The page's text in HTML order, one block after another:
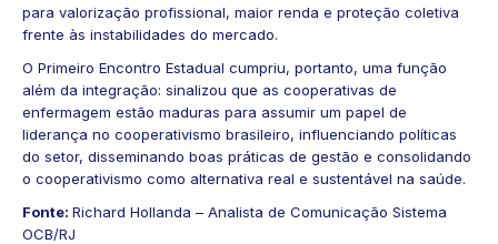
para valorização profissional, maior renda e proteção coletiva
frente às instabilidades do mercado.
O Primeiro Encontro Estadual cumpriu, portanto, uma função
além da integração: sinalizou que as cooperativas de
enfermagem estão maduras para assumir um papel de
liderança no cooperativismo brasileiro, influenciando políticas
do setor, disseminando boas práticas de gestão e consolidando
o cooperativismo como alternativa real e sustentável na saúde.
Fonte: Richard Hollanda – Analista de Comunicação Sistema
OCB/RJ